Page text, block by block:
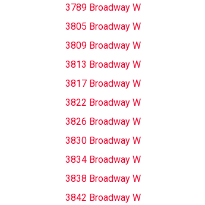
3789 Broadway W
3805 Broadway W
3809 Broadway W
3813 Broadway W
3817 Broadway W
3822 Broadway W
3826 Broadway W
3830 Broadway W
3834 Broadway W
3838 Broadway W
3842 Broadway W